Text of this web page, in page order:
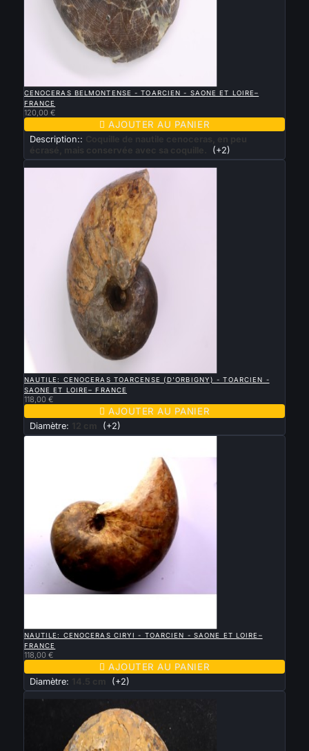
CENOCERAS BELMONTENSE - TOARCIEN - SAONE ET LOIRE–
FRANCE
120,00 €
 AJOUTER AU PANIER
Description::
Coquille de nautile cenoceras, en peu
écrasé, mais conservée avec sa coquille.
(+2)
Nouveau
NAUTILE: CENOCERAS TOARCENSE (D'ORBIGNY) - TOARCIEN -
SAONE ET LOIRE– FRANCE
118,00 €
 AJOUTER AU PANIER
Diamètre: 12 cm (+2)
NAUTILE: CENOCERAS CIRYI - TOARCIEN - SAONE ET LOIRE–
FRANCE
118,00 €
 AJOUTER AU PANIER
Diamètre: 14.5 cm (+2)